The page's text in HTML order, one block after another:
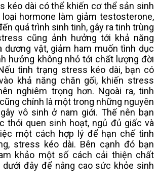
kéo dài có thể khiến cơ thể sản sinh
hormone làm giảm testosterone,
quá trình sinh tinh, gây ra tinh trùng
cũng ảnh hưởng tới khả năng
dương vật, giảm ham muốn tình dục
hưởng không nhỏ tới chất lượng đời
tình trạng stress kéo dài, bạn có
khả năng chăn gối, khiến stress
nghiêm trọng hơn. Ngoài ra, tinh
chính là một trong những nguyên
vô sinh ở nam giới. Thế nên bạn
thói quen sinh hoạt, ngủ đủ giấc và
một cách hợp lý để hạn chế tình
stress kéo dài. Bên cạnh đó bạn
khảo một số cách cải thiện chất
dưới đây để nâng cao sức khỏe sinh